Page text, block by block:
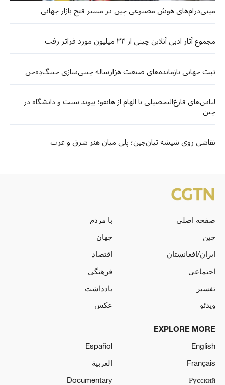
مینی‌درام‌های هوش مصنوعی چین در مسیر فتح بازار جهانی
مجموع آثار ادبی آنلاین چینی از ۳۳ میلیون مورد فراتر رفت
ثبت جهانی بازمانده‌های صنعت هزارساله چینی‌سازی جینگ‌دِه‌جن
لباس‌های فارغ‌التحصیلی با الهام از هانفو؛ پیوند سنت و دانشگاه در
چین
نقاشی روی شیشه تیان‌جین؛ پلی میان هنر شرق و غرب
صفحه اصلی
با مردم
چین
جهان
ایران/افغانستان
اقتصاد
اجتماعی
فرهنگی
تفسیر
یادداشت
ویدئو
عکس
EXPLORE MORE
English
Español
Français
العربية
Русский
Documentary